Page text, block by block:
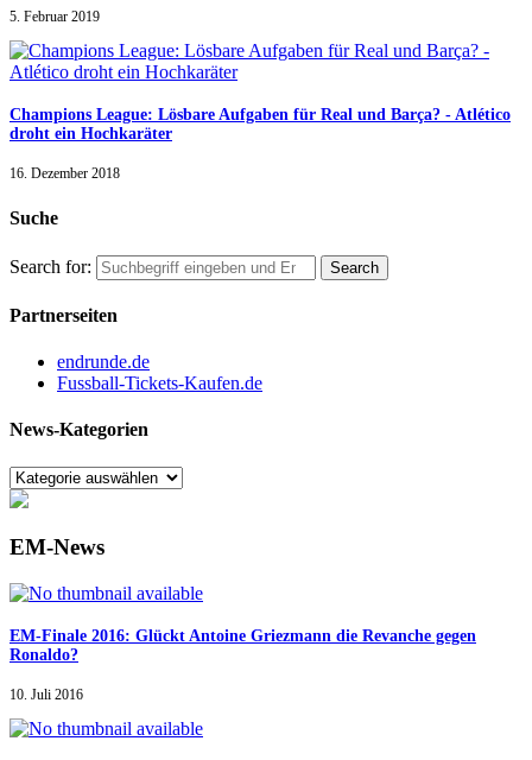
5. Februar 2019
Champions League: Lösbare Aufgaben für Real und Barça? - Atlético
droht ein Hochkaräter
16. Dezember 2018
Suche
Search for:
Partnerseiten
endrunde.de
Fussball-Tickets-Kaufen.de
News-Kategorien
EM-News
EM-Finale 2016: Glückt Antoine Griezmann die Revanche gegen
Ronaldo?
10. Juli 2016